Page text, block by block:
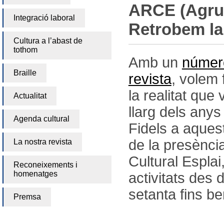
Integració laboral
Cultura a l’abast de
tothom
Braille
Actualitat
Agenda cultural
La nostra revista
Reconeixements i
homenatges
Premsa
ARCE
Retrobem
Amb un
revista, volem
la realitat que
llarg dels
Fidels a
de la
Cultural
activitats des
setanta fins